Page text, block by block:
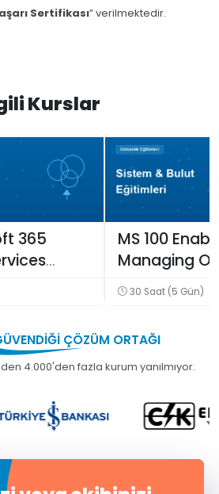
Sertifikası” verilmektedir.
Kurslar
365
MS 100
Managing
30 Saat (5 Gün)
ÇÖZÜM ORTAĞI
4.000'den fazla kurum yanılmıyor.